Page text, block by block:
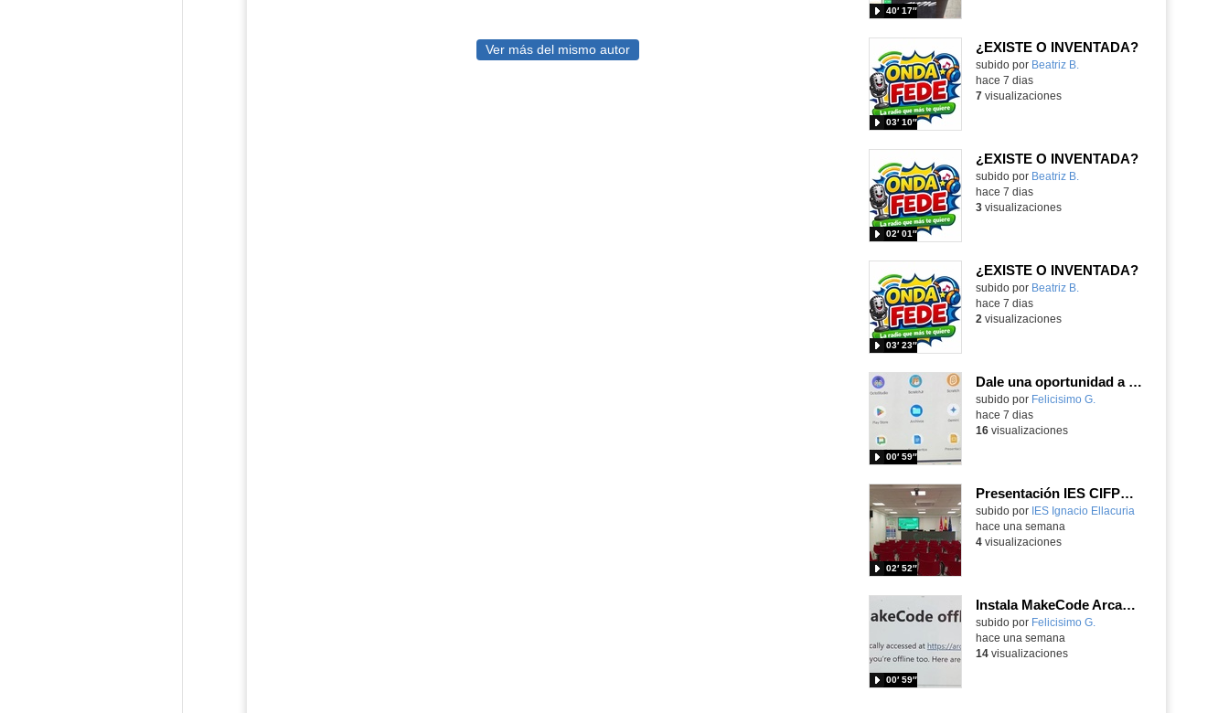
Ver más del mismo autor
40′ 17″
¿EXISTE O INVENTADA?
Contenido educativo.
subido por Beatriz B.
03′ 10″
hace 7 dias
7visualizaciones
¿EXISTE O INVENTADA?
Contenido educativo.
subido por Beatriz B.
02′ 01″
hace 7 dias
3visualizaciones
¿EXISTE O INVENTADA?
Contenido educativo.
subido por Beatriz B.
03′ 23″
hace 7 dias
2 visualizaciones
Dale una oportunidad a los Chromebooks y utiliza un proyector para realizar talleres si no tienes pantallas táctiles
Contenido educativo.
subido por Felicisimo G.
00′ 59″
hace 7 dias
16visualizaciones
Presentación IES CIFPD Ignacio Ellacuría
Contenido educativo.
subido por IES Ignacio Ellacuria
02′ 52″
hace una semana
4visualizaciones
Instala MakeCode Arcade para trabajar offline en tu tablet, ordenador, Chromebook
Contenido educativo.
subido por Felicisimo G.
00′ 59″
hace una semana
14visualizaciones